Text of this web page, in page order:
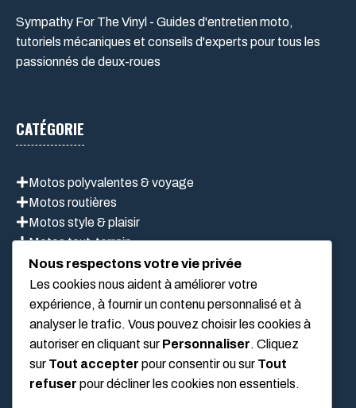
Sympathy For The Vinyl - Guides d'entretien moto,
tutoriels mécaniques et conseils d'experts pour tous les
passionnés de deux-roues
CATÉGORIE
Motos polyvalentes & voyage
Motos routières
Motos style & plaisir
Motos tout-terrain
Scooter
LIEN UTILES
Mentions légales
Nous respectons votre vie privée
Les cookies nous aident à améliorer votre
expérience, à fournir un contenu personnalisé et à
analyser le trafic. Vous pouvez choisir les cookies à
autoriser en cliquant sur Personnaliser. Cliquez
sur Tout accepter pour consentir ou sur Tout
refuser pour décliner les cookies non essentiels.